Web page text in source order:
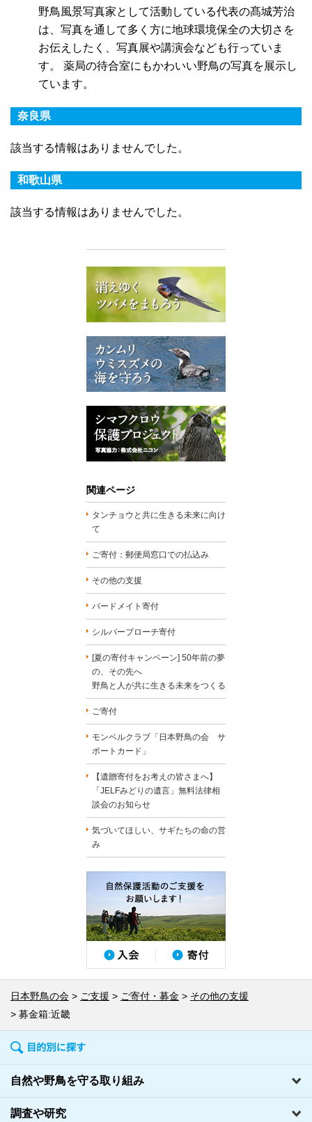
野鳥風景写真家として活動している代表の髙城芳治
は、写真を通して多く方に地球環境保全の大切さを
お伝えしたく、写真展や講演会なども行っていま
す。 薬局の待合室にもかわいい野鳥の写真を展示し
ています。
奈良県
該当する情報はありませんでした。
和歌山県
該当する情報はありませんでした。
関連ページ
タンチョウと共に生きる未来に向け
て
ご寄付：郵便局窓口での払込み
その他の支援
バードメイト寄付
シルバーブローチ寄付
[夏の寄付キャンペーン] 50年前の夢
の、その先へ
野鳥と人が共に生きる未来をつくる
ご寄付
モンベルクラブ「日本野鳥の会 サ
ポートカード」
【遺贈寄付をお考えの皆さまへ】
「JELFみどりの遺言」無料法律相
談会のお知らせ
気づいてほしい、サギたちの命の営
み
日本野鳥の会 ご支援 ご寄付・募金
その他の支援
募金箱:近畿
自然や野鳥を守る取り組み
調査や研究